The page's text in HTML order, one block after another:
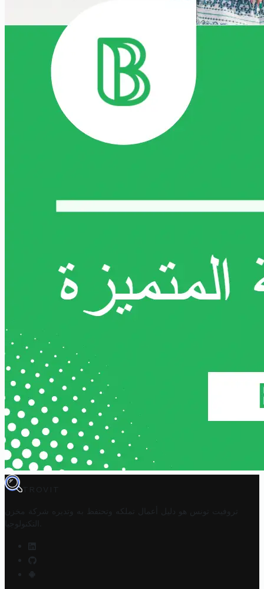
TROVIT
تروفيت تونس هو دليل أعمال تملكه وتحتفظ به وتديره
شركة مخزن
التكنولوجيا